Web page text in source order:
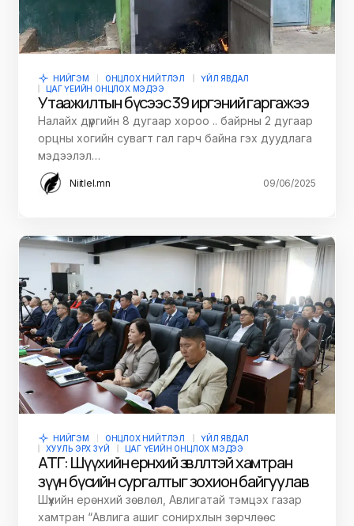
НИЙГЭМ ОНЦЛОХ НИЙТЛЭЛ
ҮЙЛ ЯВДАЛ
ЦАГ ҮЕИЙН ОНЦЛОХ МЭДЭЭ
Утаажилтын бүсээс 39 иргэний гаргажээ
Налайх дүүргийн 8 дугаар хороо .. байрны 2 дугаар
орцны хогийн сувагт гал гарч байна гэх дуудлага
мэдээлэл…
Niitlel.mn 09/06/2025
НИЙГЭМ ОНЦЛОХ НИЙТЛЭЛ
ҮЙЛ ЯВДАЛ
ХУУЛЬ ЭРХ ЗҮЙ
ЦАГ ҮЕИЙН ОНЦЛОХ МЭДЭЭ
АТГ: Шүүхийн ерөнхий зөвлөлтэй хамтран
зүүн бүсийн сургалтыг зохион байгуулав
Шүүхийн ерөнхий зөвлөл, Авлигатай тэмцэх газар
хамтран “Авлига ашиг сонирхлын зөрчлөөс